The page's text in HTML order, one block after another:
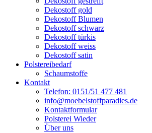
Dekostoff gold
Dekostoff Blumen
Dekostoff schwarz
Dekostoff türkis
Dekostoff weiss
Dekostoff satin
Polstereibedarf
Schaumstoffe
Kontakt
Telefon: 0151/51 477 481
info@moebelstoffparadies.de
Kontaktformular
Polsterei Wieder
Über uns